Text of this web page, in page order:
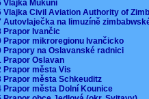
Vlajka Mukuni
Vlajka Civil Aviation Authority of
Autovlaječka na limuzíně
Prapor Ivančic
Prapor mikroregionu Ivančicko
Prapory na Oslavanské radnici
Prapor Oslavan
Prapor města Vis
Prapor města Schkeuditz
Prapor města Dolní Kounice